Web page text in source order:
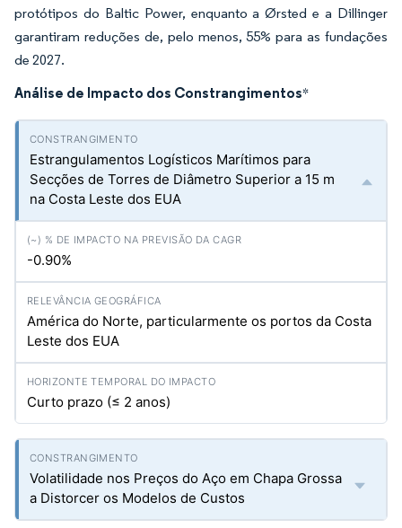
protótipos do Baltic Power, enquanto a Ørsted e a Dillinger
garantiram reduções de, pelo menos, 55% para as fundações
de 2027.
Análise de Impacto dos Constrangimentos*
Estrangulamentos Logísticos Marítimos para
Secções de Torres de Diâmetro Superior a 15 m
na Costa Leste dos EUA
-0.90%
América do Norte, particularmente os portos da Costa
Leste dos EUA
Curto prazo (≤ 2 anos)
Volatilidade nos Preços do Aço em Chapa Grossa
a Distorcer os Modelos de Custos